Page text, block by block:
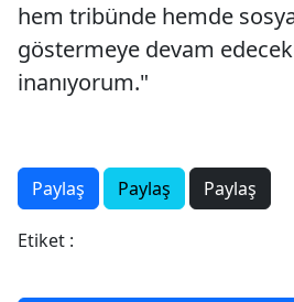
hem tribünde hemde
göstermeye devam
inanıyorum."
Paylaş Paylaş Paylaş
Etiket :